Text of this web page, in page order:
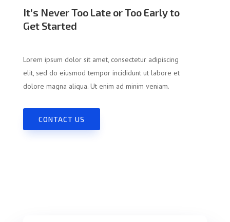
It’s Never Too Late or Too Early to
Get Started
Lorem ipsum dolor sit amet, consectetur adipiscing
elit, sed do eiusmod tempor incididunt ut labore et
dolore magna aliqua. Ut enim ad minim veniam.
CONTACT US